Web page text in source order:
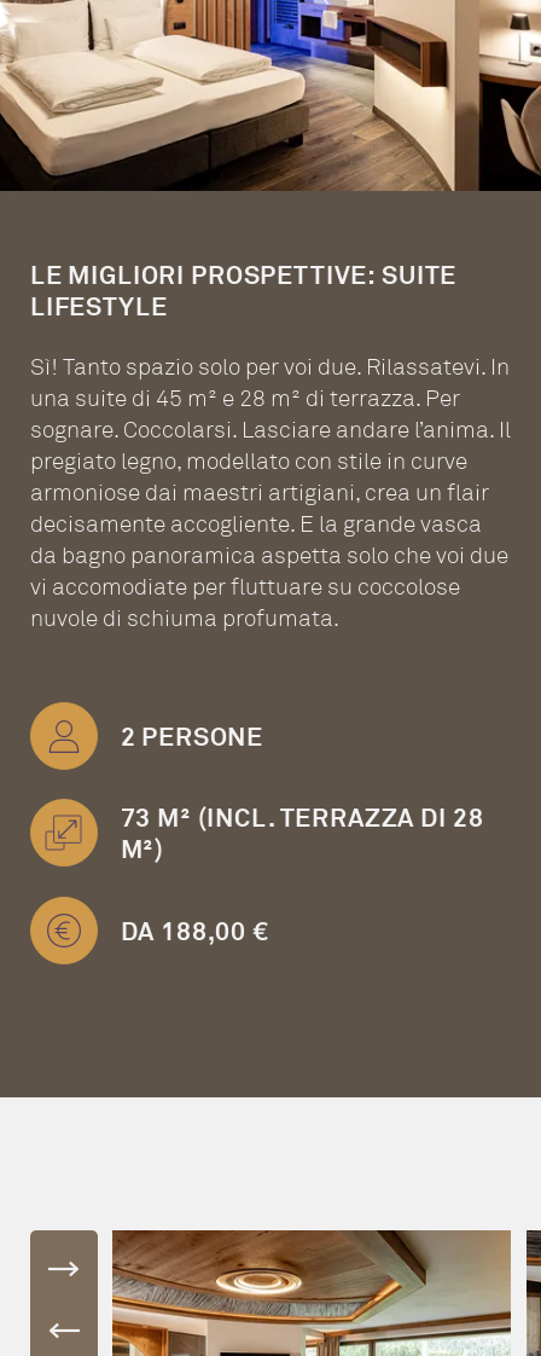
LE MIGLIORI PROSPETTIVE: SUITE
LIFESTYLE
Sì! Tanto spazio solo per voi due. Rilassatevi. In
una suite di 45 m² e 28 m² di terrazza. Per
sognare. Coccolarsi. Lasciare andare l’anima. Il
pregiato legno, modellato con stile in curve
armoniose dai maestri artigiani, crea un flair
decisamente accogliente. E la grande vasca
da bagno panoramica aspetta solo che voi due
vi accomodiate per fluttuare su coccolose
nuvole di schiuma profumata.
2 PERSONE
73 M² (INCL. TERRAZZA DI 28
M²)
DA 188,00 €